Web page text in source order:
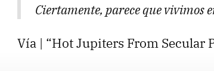
Ciertamente, parece que vivimos
Vía | “Hot Jupiters From Secular